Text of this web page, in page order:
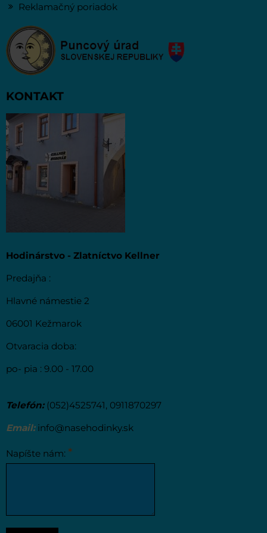
Reklamačný poriadok
KONTAKT
Hodinárstvo - Zlatníctvo Kellner
Predajňa :
Hlavné námestie 2
06001 Kežmarok
Otvaracia doba:
po- pia : 9.00 - 17.00
Telefón:(052)4525741, 0911870297
Email: info@nasehodinky.sk
Napíšte nám: *